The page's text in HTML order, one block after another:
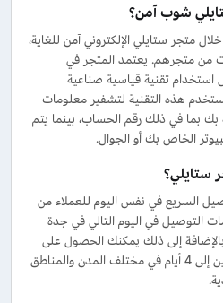
شوب آمن؟
متجر ستايلي الإلكتروني آمن للغاية،
من متجرهم. يعتمد المتجر في
استخدام تقنية قياسية صناعية
تستخدم هذه التقنية لتشفير معلومات
بك بما في ذلك رقم الحساب، بينما يتم
الخاص بك أو الجوال.
ستايلي؟
السريع في نفس اليوم للعملاء من
التوصيل في اليوم التالي في جدة
بالإضافة إلى ذلك يمكنك الحصول على
طلبك خلال مدة تتراوح بين يومين إلى 4 أيام في مختلف المدن والمناطق